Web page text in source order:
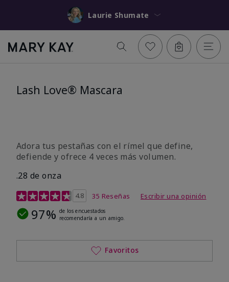
Laurie Shumate
Lash Love® Mascara
Adora tus pestañas con el rímel que define,
defiende y ofrece 4 veces más volumen.
.28 de onza
Calificación de clientes de 3,7 de 5
4.8 35 Reseñas Escribir una opinión
97% de los encuestados
recomendaría a un amigo.
Favoritos